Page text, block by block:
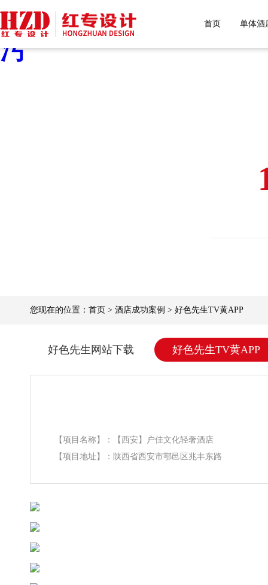
好色先生污下载,好色
污
首页 单体酒
您现在的位置： 首页 > 酒店成功案例 > 好色先生TV黄APP
好色先生网站下载 好色先生TV黄APP
【项目名称】：【西安】户佳文化轻奢酒店
【项目地址】：陕西省西安市鄠邑区兆丰东路